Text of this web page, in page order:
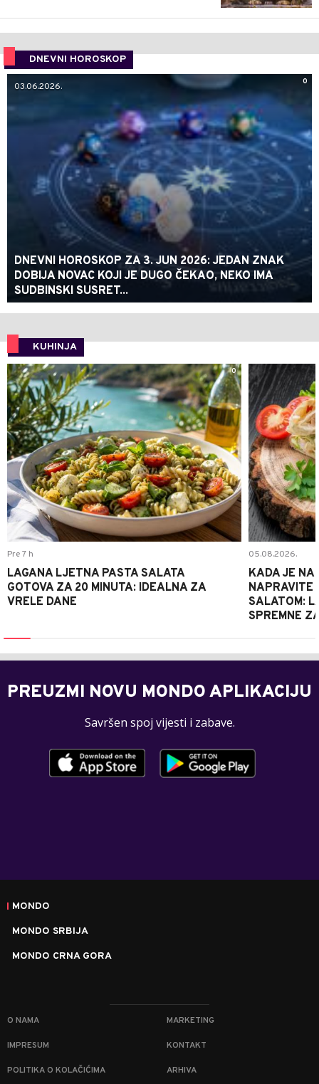
DNEVNI HOROSKOP
0
03.06.2026.
DNEVNI HOROSKOP ZA 3. JUN 2026: JEDAN ZNAK
DOBIJA NOVAC KOJI JE DUGO ČEKAO, NEKO IMA
SUDBINSKI SUSRET...
KUHINJA
0
Pre 7 h
LAGANA LJETNA PASTA SALATA
GOTOVA ZA 20 MINUTA: IDEALNA ZA
VRELE DANE
05.08.2026.
KADA JE
NAPRAVITE
SALATOM:
SPREMNE
PREUZMI NOVU MONDO APLIKACIJU
Savršen spoj vijesti i zabave.
MONDO
MONDO SRBIJA
MONDO CRNA GORA
O NAMA MARKETING
IMPRESUM KONTAKT
POLITIKA O KOLAČIĆIMA ARHIVA